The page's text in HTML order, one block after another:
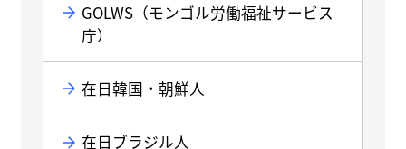
GOLWS（モンゴル労働福祉サービス
庁）
在日韓国・朝鮮人
在日ブラジル人